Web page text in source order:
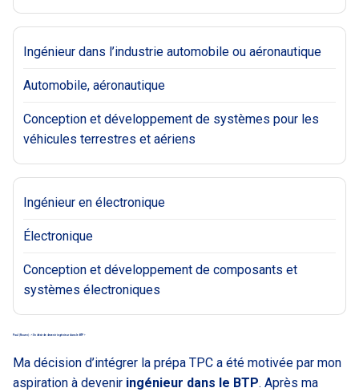
Ingénieur dans l’industrie automobile ou aéronautique
Automobile, aéronautique
Conception et développement de systèmes pour les
véhicules terrestres et aériens
Ingénieur en électronique
Électronique
Conception et développement de composants et
systèmes électroniques
Paul (Rouen) : « Un désir de devenir ingénieur dans le BTP »
Ma décision d’intégrer la prépa TPC a été motivée par mon
aspiration à devenir ingénieur dans le BTP. Après ma